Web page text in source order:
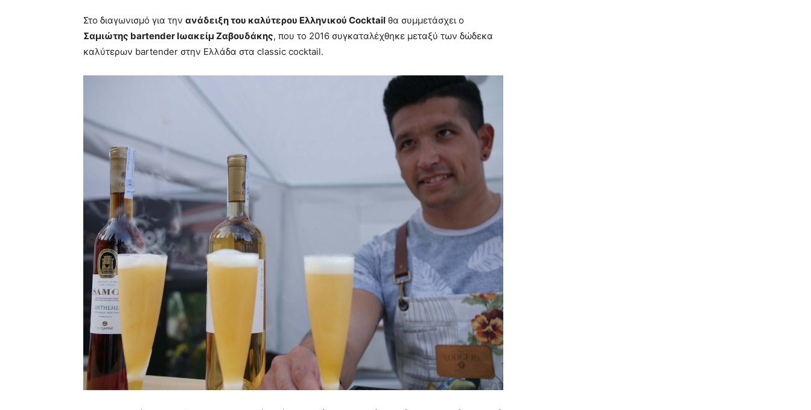
Στο διαγωνισμό για την ανάδειξη του καλύτερου Ελληνικού Cocktail θα συμμετάσχει ο
Σαμιώτης bartender Ιωακείμ Ζαβουδάκης, που το 2016 συγκαταλέχθηκε μεταξύ των δώδεκα
καλύτερων bartender στην Ελλάδα στα classic cocktail.